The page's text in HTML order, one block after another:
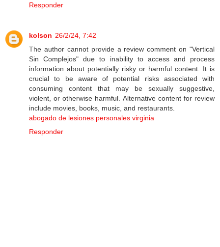
Responder
kolson 26/2/24, 7:42
The author cannot provide a review comment on "Vertical
Sin Complejos" due to inability to access and process
information about potentially risky or harmful content. It is
crucial to be aware of potential risks associated with
consuming content that may be sexually suggestive,
violent, or otherwise harmful. Alternative content for review
include movies, books, music, and restaurants.
abogado de lesiones personales virginia
Responder